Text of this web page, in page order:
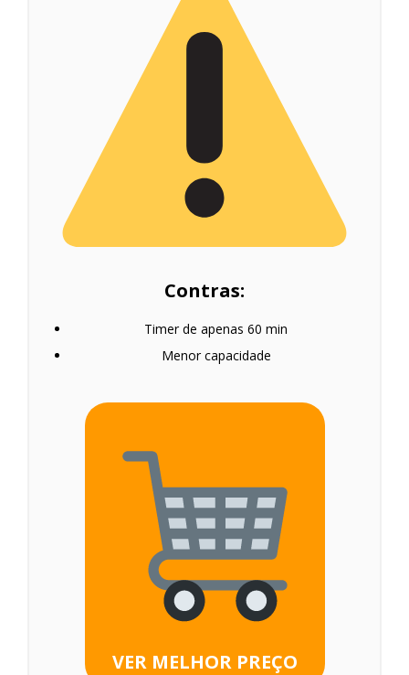
Contras:
Timer de apenas 60 min
Menor capacidade
VER MELHOR PREÇO